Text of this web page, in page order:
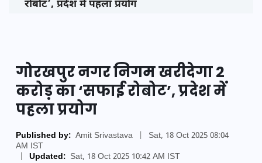
रोबोट’, प्रदेश में पहला प्रयोग
गोरखपुर नगर निगम खरीदेगा 2
करोड़ का ‘सफाई रोबोट’, प्रदेश में
पहला प्रयोग
Published by: Amit Srivastava
Sat, 18 Oct 2025 08:04
AM IST
Updated: Sat, 18 Oct 2025 10:42 AM IST